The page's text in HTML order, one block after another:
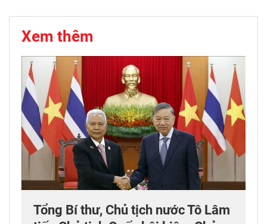
Xem thêm
Tổng Bí thư, Chủ tịch nước Tô Lâm